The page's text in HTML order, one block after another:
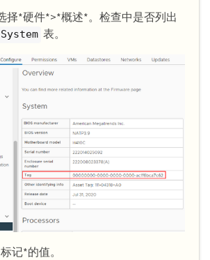
择*硬件*>*概述*。检查中是否列出
System 表。
记*的值。